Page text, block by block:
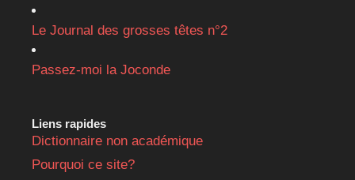
Le Journal des grosses têtes n°2
Passez-moi la Joconde
Liens rapides
Dictionnaire non académique
Pourquoi ce site?